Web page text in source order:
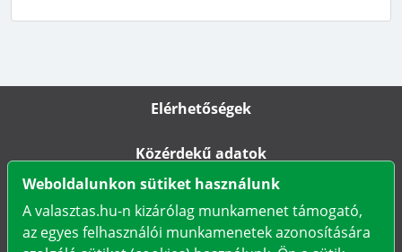
Elérhetőségek
Közérdekű adatok
Karrier
Weboldalunkon sütiket használunk
A valasztas.hu-n kizárólag munkamenet támogató,
az egyes felhasználói munkamenetek azonosítására